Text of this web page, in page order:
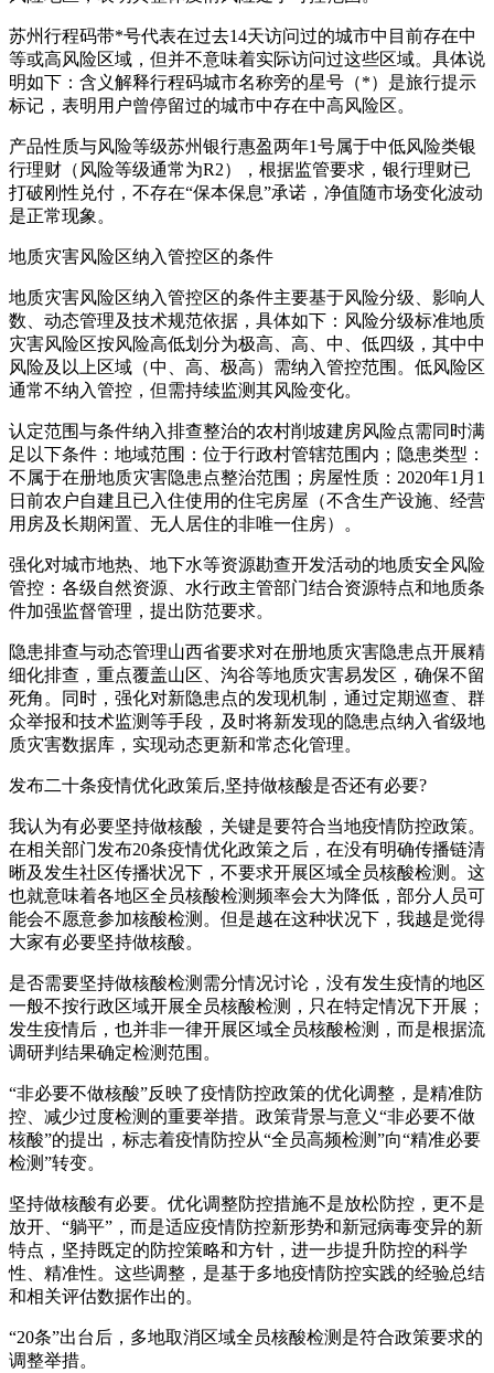
苏州行程码带*号代表在过去14天访问过的城市中目前存在中
等或高风险区域，但并不意味着实际访问过这些区域。具体说
明如下：含义解释行程码城市名称旁的星号（*）是旅行提示
标记，表明用户曾停留过的城市中存在中高风险区。
产品性质与风险等级苏州银行惠盈两年1号属于中低风险类银
行理财（风险等级通常为R2），根据监管要求，银行理财已
打破刚性兑付，不存在“保本保息”承诺，净值随市场变化波动
是正常现象。
地质灾害风险区纳入管控区的条件
地质灾害风险区纳入管控区的条件主要基于风险分级、影响人
数、动态管理及技术规范依据，具体如下：风险分级标准地质
灾害风险区按风险高低划分为极高、高、中、低四级，其中中
风险及以上区域（中、高、极高）需纳入管控范围。低风险区
通常不纳入管控，但需持续监测其风险变化。
认定范围与条件纳入排查整治的农村削坡建房风险点需同时满
足以下条件：地域范围：位于行政村管辖范围内；隐患类型：
不属于在册地质灾害隐患点整治范围；房屋性质：2020年1月1
日前农户自建且已入住使用的住宅房屋（不含生产设施、经营
用房及长期闲置、无人居住的非唯一住房）。
强化对城市地热、地下水等资源勘查开发活动的地质安全风险
管控：各级自然资源、水行政主管部门结合资源特点和地质条
件加强监督管理，提出防范要求。
隐患排查与动态管理山西省要求对在册地质灾害隐患点开展精
细化排查，重点覆盖山区、沟谷等地质灾害易发区，确保不留
死角。同时，强化对新隐患点的发现机制，通过定期巡查、群
众举报和技术监测等手段，及时将新发现的隐患点纳入省级地
质灾害数据库，实现动态更新和常态化管理。
发布二十条疫情优化政策后,坚持做核酸是否还有必要?
我认为有必要坚持做核酸，关键是要符合当地疫情防控政策。
在相关部门发布20条疫情优化政策之后，在没有明确传播链清
晰及发生社区传播状况下，不要求开展区域全员核酸检测。这
也就意味着各地区全员核酸检测频率会大为降低，部分人员可
能会不愿意参加核酸检测。但是越在这种状况下，我越是觉得
大家有必要坚持做核酸。
是否需要坚持做核酸检测需分情况讨论，没有发生疫情的地区
一般不按行政区域开展全员核酸检测，只在特定情况下开展；
发生疫情后，也并非一律开展区域全员核酸检测，而是根据流
调研判结果确定检测范围。
“非必要不做核酸”反映了疫情防控政策的优化调整，是精准防
控、减少过度检测的重要举措。政策背景与意义“非必要不做
核酸”的提出，标志着疫情防控从“全员高频检测”向“精准必要
检测”转变。
坚持做核酸有必要。优化调整防控措施不是放松防控，更不是
放开、“躺平”，而是适应疫情防控新形势和新冠病毒变异的新
特点，坚持既定的防控策略和方针，进一步提升防控的科学
性、精准性。这些调整，是基于多地疫情防控实践的经验总结
和相关评估数据作出的。
“20条”出台后，多地取消区域全员核酸检测是符合政策要求的
调整举措。